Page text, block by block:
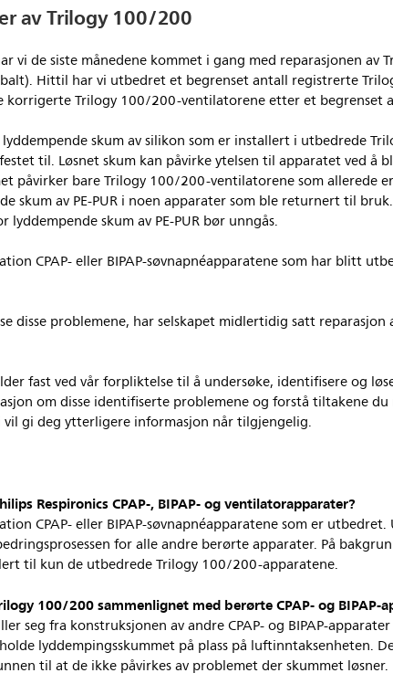
av Trilogy 100/200
vi de siste månedene kommet i gang med reparasjonen
Hittil har vi utbedret et begrenset antall registrerte
korrigerte Trilogy 100/200-ventilatorene etter et begrenset
skum av silikon som er installert i utbedrede
til. Løsnet skum kan påvirke ytelsen til apparatet ved å
påvirker bare Trilogy 100/200-ventilatorene som allerede
skum av PE-PUR i noen apparater som ble returnert til
skum av PE-PUR bør unngås.
CPAP- eller BIPAP-søvnapnéapparatene som har blitt
disse problemene, har selskapet midlertidig satt
fast ved vår forpliktelse til å undersøke, identifisere og
om disse identifiserte problemene og forstå tiltakene
gi deg ytterligere informasjon når tilgjengelig.
Respironics CPAP-, BIPAP- og ventilatorapparater?
CPAP- eller BIPAP-søvnapnéapparatene som er
for alle andre berørte apparater. På
til kun de utbedrede Trilogy 100/200-apparatene.
100/200 sammenlignet med berørte CPAP- og BIPAP-
seg fra konstruksjonen av andre CPAP- og BIPAP-
lyddempingsskummet på plass på luftinntaksenheten.
til at de ikke påvirkes av problemet der skummet løsner.